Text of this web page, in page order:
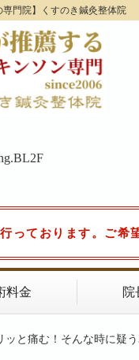
門院】くすのき鍼灸整体院
っております。ご希
料金 院
ッと痛む！そんな時に疑